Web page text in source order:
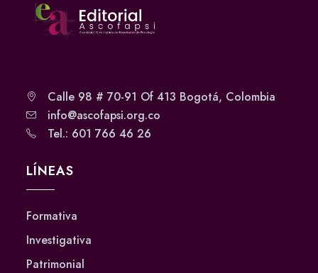
Calle 98 # 70-91 Of 413 Bogotá, Colombia
info@ascofapsi.org.co
Tel.: 601 766 46 26
LÍNEAS
Formativa
Investigativa
Patrimonial